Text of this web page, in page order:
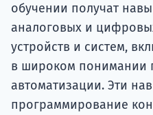
обучении получат
аналоговых и
устройств и систем,
в широком понимании
автоматизации. Эти
программирование